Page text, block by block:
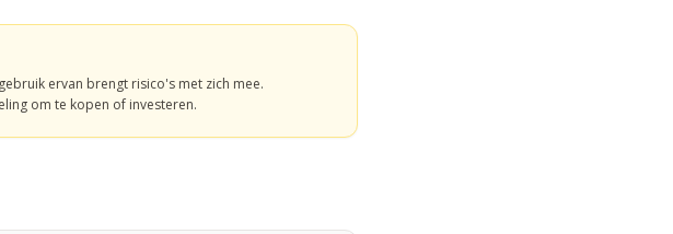
ervan brengt risico's met zich mee.
om te kopen of investeren.